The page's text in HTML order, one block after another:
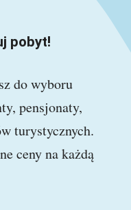
pobyt!
do wyboru
pensjonaty,
turystycznych.
ceny na każdą